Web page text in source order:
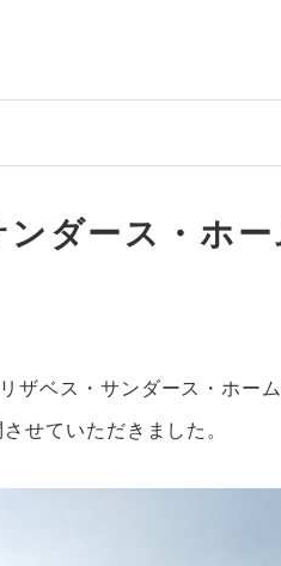
ンダース・ホ
ザベス・サンダース・ホー
せていただきました。